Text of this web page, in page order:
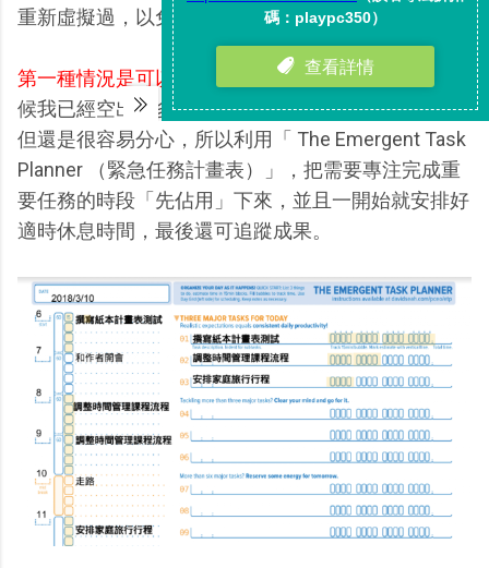
重新虛擬過，以免看到隱私資料。）
第一種情況是可以有許多完整專注時段的一天
候我已經空出最多空檔來完成重要專案或考試準備，
但還是很容易分心，所以利用「 The Emergent Task
Planner （緊急任務計畫表）」，把需要專注完成重
要任務的時段「先佔用」下來，並且一開始就安排好
適時休息時間，最後還可追蹤成果。